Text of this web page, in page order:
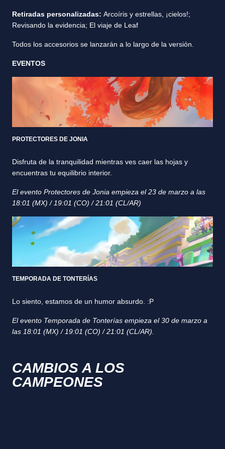
Retiradas personalizadas: Arcoíris y estrellas, ¡cielos!;
Revisando la evidencia; El viaje de Leaf
Todos los accesorios se lanzarán a lo largo de la versión.
EVENTOS
PROTECTORES DE JONIA
Disfruta de la tranquilidad mientras ves caer las hojas y
encuentras tu equilibrio interior.
El evento Protectores de Jonia empieza el 23 de marzo a las
18:01 (MX) / 19:01 (CO) / 21:01 (CL/AR)
TEMPORADA DE TONTERÍAS
Lo siento, estamos de un humor absurdo. :P
El evento Temporada de Tonterías empieza el 30 de marzo a
las 18:01 (MX) / 19:01 (CO) / 21:01 (CL/AR).
CAMBIOS A LOS
CAMPEONES